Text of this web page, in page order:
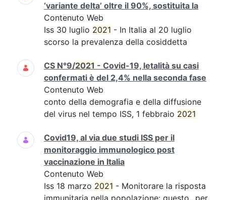
‘variante delta’ oltre il 90%, sostituita la
Contenuto Web
Iss 30 luglio 2021 - In Italia al 20 luglio
scorso la prevalenza della cosiddetta
CS N°9/2021 - Covid-19, letalità su casi
confermati è del 2,4% nella seconda fase
Contenuto Web
conto della demografia e della diffusione
del virus nel tempo ISS, 1 febbraio 2021
Covid19, al via due studi ISS per il
monitoraggio immunologico post
vaccinazione in Italia
Contenuto Web
Iss 18 marzo 2021 - Monitorare la risposta
immunitaria nella popolazione: questo...per